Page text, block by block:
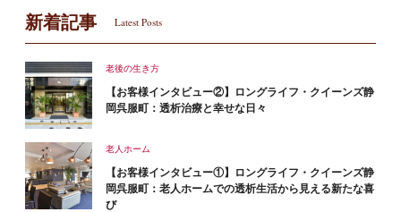
新着記事 Latest Posts
老後の生き方
【お客様インタビュー②】ロングライフ・クイーンズ静
岡呉服町：透析治療と幸せな日々
老人ホーム
【お客様インタビュー①】ロングライフ・クイーンズ静
岡呉服町：老人ホームでの透析生活から見える新たな喜
び